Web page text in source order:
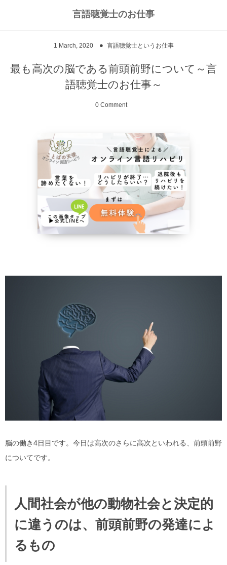
言語聴覚士のお仕事
1 March 2020 言語聴覚士というお仕事
最も高次の脳である前頭前野について～言
語聴覚士のお仕事～
0 Comment
脳の働き4日目です。今日は高次のさらに高次といわれる、前頭前野
についてです。
人間社会が他の動物社会と決定的
に違うのは、前頭前野の発達によ
るもの
脳に何かがあったとき
NPO法人Reジョブ大阪
ワーキングマザーの知恵